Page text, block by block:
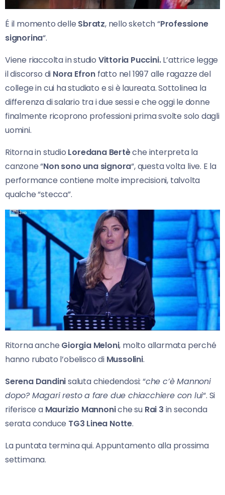
É il momento delle Sbratz, nello sketch “Professione
signorina“.
Viene riaccolta in studio Vittoria Puccini.L’attrice legge
il discorso di Nora Efron fatto nel 1997 alle ragazze del
college in cui ha studiato e si è laureata. Sottolinea la
differenza di salario tra i due sessi e che oggi le donne
finalmente ricoprono professioni prima svolte solo dagli
uomini.
Ritorna in studio Loredana Bertèche interpreta la
canzone “Non sono una signora“, questa volta live. E la
performance contiene molte imprecisioni, talvolta
qualche “stecca”.
Ritorna anche Giorgia Meloni, molto allarmata perché
hanno rubato l’obelisco di Mussolini.
Serena Dandinisaluta chiedendosi: “che c’è Mannoni
dopo? Magari resto a fare due chiacchiere con lui“. Si
riferisce a Maurizio Mannoniche su Rai 3 in seconda
serata conduce TG3 Linea Notte.
La puntata termina qui. Appuntamento alla prossima
settimana.